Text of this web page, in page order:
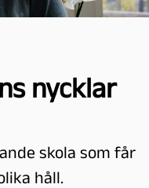
nycklar
skola som får
håll.